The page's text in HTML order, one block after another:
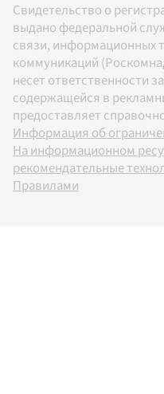
Свидетельство о
выдано федеральной
связи, информационных
коммуникаций
несет ответственности
содержащейся в
предоставляет
Информация об
На информационном
рекомендательные
Правилами